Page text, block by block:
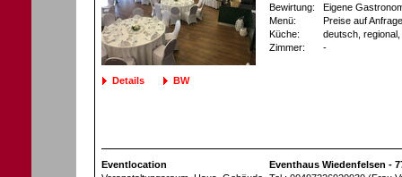
Details BW
Bewirtung:
Eigene
Menü:
Preise auf Anfrage
Küche:
deutsch,
Zimmer:
-
Eventlocation
Eventhaus Wiedenfelsen -